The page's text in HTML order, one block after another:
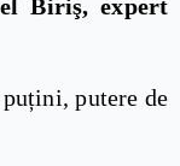
Biriş, expert
putere de